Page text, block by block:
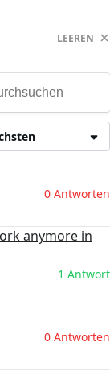
LEEREN
0 Antworten
anymore in
1 Antwort
0 Antworten